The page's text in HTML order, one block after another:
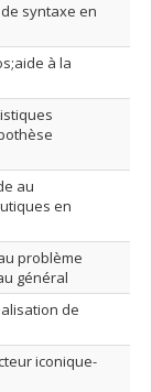
syntaxe en
à la
au
en
problème
général
de
iconique-